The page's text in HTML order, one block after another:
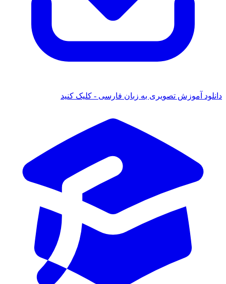
دانلود آموزش تصویری به زبان فارسی - کلیک کنید